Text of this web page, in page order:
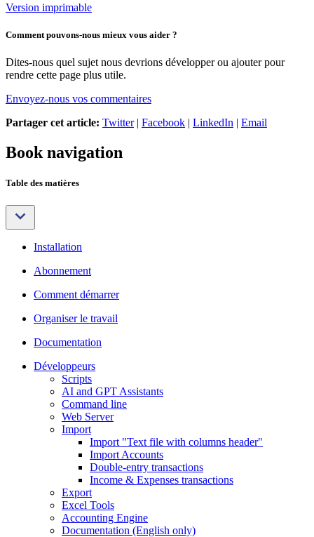
Version imprimable
Comment pouvons-nous mieux vous aider ?
Dites-nous quel sujet nous devrions développer ou ajouter pour
rendre cette page plus utile.
Envoyez-nous vos commentaires
Partager cet article: Twitter| Facebook | LinkedIn | Email
Book navigation
Table des matières
Installation
Abonnement
Comment démarrer
Organiser le travail
Documentation
Développeurs
Scripts
AI and GPT Assistants
Command line
Web Server
Import
Import "Text file with columns header"
Import Accounts
Double-entry transactions
Income & Expenses transactions
Export
Excel Tools
Accounting Engine
Documentation (English only)